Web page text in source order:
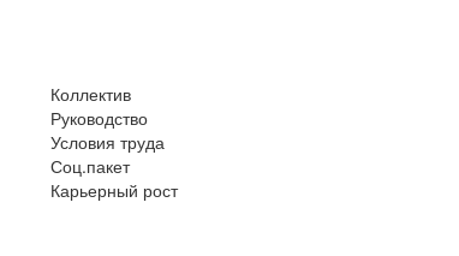
Коллектив
Руководство
Условия труда
Соц.пакет
Карьерный рост